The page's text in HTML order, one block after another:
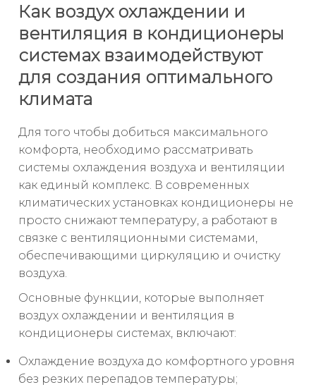
Как воздух охлаждении и
вентиляция в кондиционеры
системах взаимодействуют
для создания оптимального
климата
Для того чтобы добиться максимального
комфорта, необходимо рассматривать
системы охлаждения воздуха и вентиляции
как единый комплекс. В современных
климатических установках кондиционеры не
просто снижают температуру, а работают в
связке с вентиляционными системами,
обеспечивающими циркуляцию и очистку
воздуха.
Основные функции, которые выполняет
воздух охлаждении и вентиляция в
кондиционеры системах, включают:
Охлаждение воздуха до комфортного уровня
без резких перепадов температуры;